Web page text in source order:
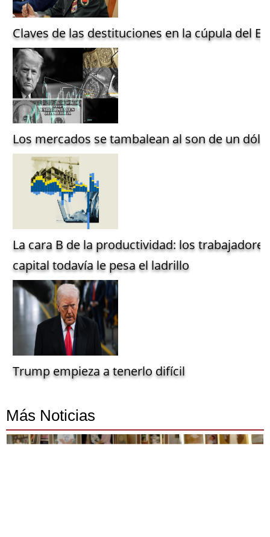
Claves de las destituciones en la cúpula del
Los mercados se tambalean al son de un
La cara B de la productividad: los
capital todavía le pesa el ladrillo
Trump empieza a tenerlo difícil
Más Noticias